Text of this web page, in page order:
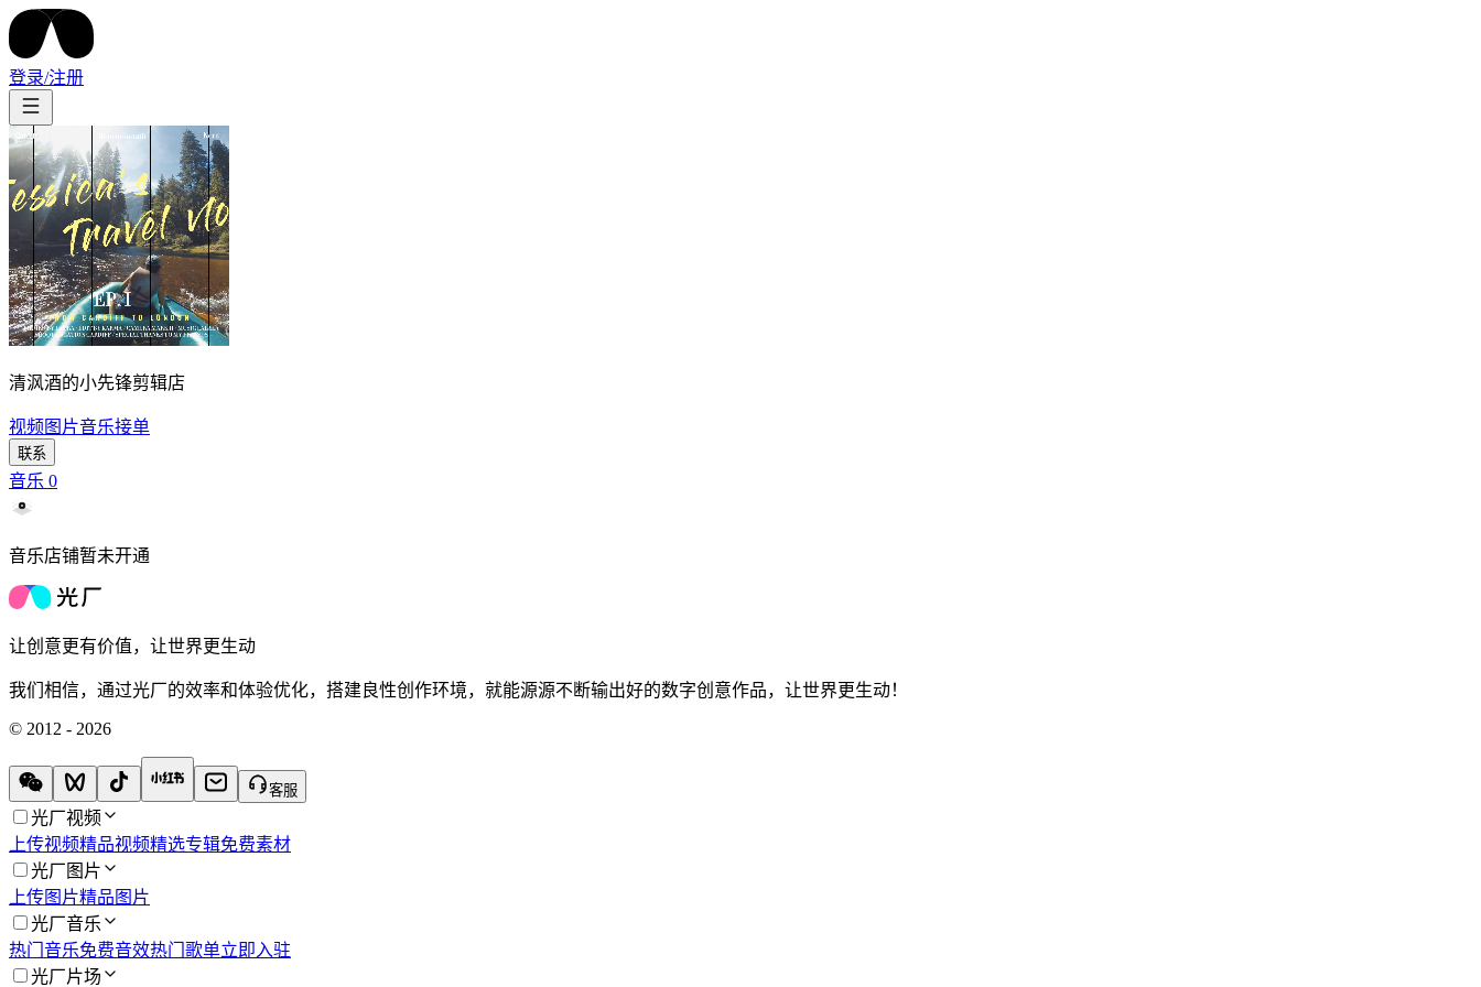
登录/注册
清沨酒的小先锋剪辑店
视频 图片音乐接单
联系
音乐 0
音乐店铺暂未开通
让创意更有价值，让世界更生动
我们相信，通过光厂的效率和体验优化，搭建良性创作环境，就能源源不断输出好的数字创意作品，让世界更生动！
© 2012 - 2026
客服
光厂视频
上传视频精品视频精选专辑免费素材
光厂图片
上传图片精品图片
光厂音乐
热门音乐免费音效热门歌单立即入驻
光厂片场